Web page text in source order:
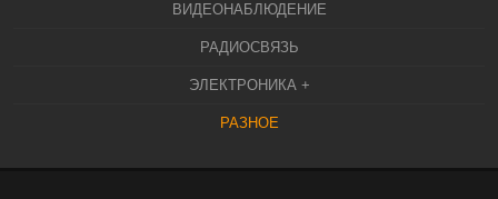
ВИДЕОНАБЛЮДЕНИЕ
РАДИОСВЯЗЬ
ЭЛЕКТРОНИКА +
РАЗНОЕ